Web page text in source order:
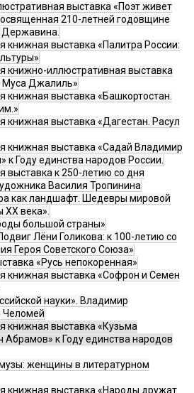
выставка «Поэт живет
210-летней годовщине
Державина.
книжная выставка «Палитра России:
книжно-иллюстративная выставка
Муса Джалиль»
книжная выставка «Башкортостан.
книжная выставка «Дагестан. Расул
книжная выставка «Садай Владимир
к Году единства народов России.
выставка к 250-летию со дня
Василия Тропинина
как ландшафт. Шедевры мировой
XX века».
большой страны»
Лёни Голикова: к 100-летию со
Героя Советского Союза»
«Русь непокоренная»
книжная выставка «Софрон и Семен
науки». Владимир
Челомей
книжная выставка «Кузьма
Абрамов» к Году единства народов
женщины в литературном
книжная выставка «Народы дружат